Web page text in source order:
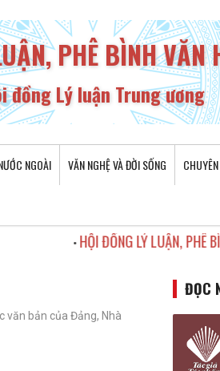
PHÊ BÌNH VĂN
đồng Lý luận Trung ương
NGOÀI VĂN NGHỆ VÀ ĐỜI SỐNG
HỘI ĐỒNG LÝ LUẬN, PHÊ BÌNH
văn bản của Đảng, Nhà
ĐỌC